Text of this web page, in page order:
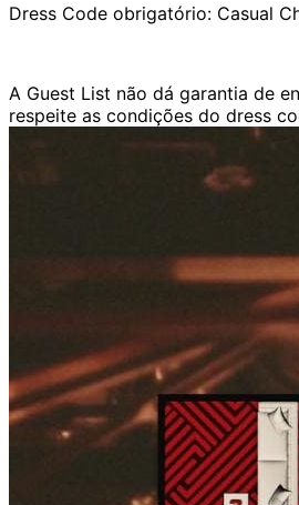
Dress Code obrigatório: Casual
A Guest List não dá garantia de
respeite as condições do dress